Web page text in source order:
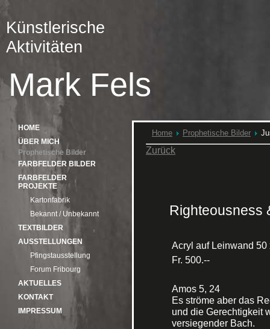
Künstlerische
Aktivitäten
Mark Fels
HOME
ÜBER MICH
Prophetische Bilder
FARBFELDER BILDER
FARBFELDER
PROJEKTE
Kartonfabrik
Bekannt / Unbekannt
TEXTBILDER
AUSSTELLUNGEN
Pfingstausstellung
Forum Fribourg
AKTUELLES
KONTAKT
IMPRESSUM
Home Prophetische Bilder
Zurück
Righteousness
Acryl auf Leinwand 50
Fr. 500.--
Amos 5, 24
Es ströme aber das
und die Gerechtigkeit
versiegender Bach.